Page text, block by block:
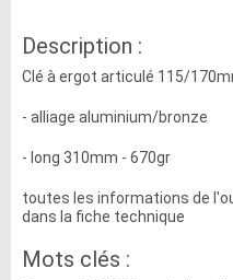
Description :
Clé à ergot articulé 115/
- alliage aluminium/bronze
- long 310mm - 670gr
toutes les informations de
dans la fiche technique
Mots clés :